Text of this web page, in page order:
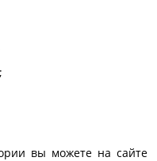
вы можете на сайте